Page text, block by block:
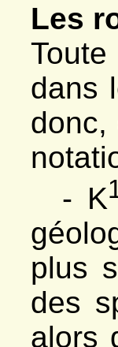
Les
dans
donc,
- K
plus
des
alors